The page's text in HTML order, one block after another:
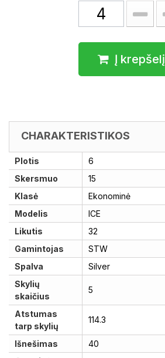
Į krepšelį
CHARAKTERISTIKOS
Plotis
6
Skersmuo
15
Klasė
Ekonominė
Modelis
ICE
Likutis
32
Gamintojas
STW
Spalva
Silver
Skylių
skaičius
5
Atstumas
tarp skylių
114.3
Išnešimas
40